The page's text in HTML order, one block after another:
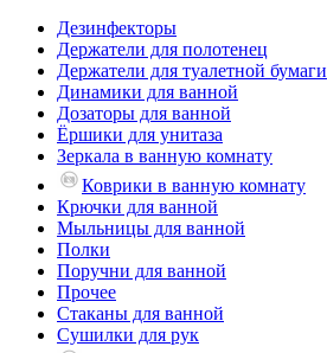
Дезинфекторы
Держатели для полотенец
Держатели для туалетной бумаги
Динамики для ванной
Дозаторы для ванной
Ёршики для унитаза
Зеркала в ванную комнату
Коврики в ванную комнату
Крючки для ванной
Мыльницы для ванной
Полки
Поручни для ванной
Прочее
Стаканы для ванной
Сушилки для рук